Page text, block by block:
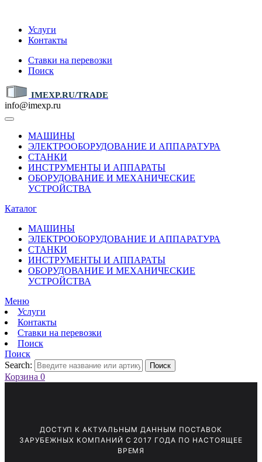
Услуги
Контакты
Ставки на перевозки
Поиск
IMEXP.RU/TRADE
info@imexp.ru
МАШИНЫ
ЭЛЕКТРООБОРУДОВАНИЕ И АППАРАТУРА
СТАНКИ
ИНСТРУМЕНТЫ И АППАРАТЫ
ОБОРУДОВАНИЕ И МЕХАНИЧЕСКИЕ
УСТРОЙСТВА
Каталог
МАШИНЫ
ЭЛЕКТРООБОРУДОВАНИЕ И АППАРАТУРА
СТАНКИ
ИНСТРУМЕНТЫ И АППАРАТЫ
ОБОРУДОВАНИЕ И МЕХАНИЧЕСКИЕ
УСТРОЙСТВА
Меню
Услуги
Контакты
Ставки на перевозки
Поиск
Поиск
Search:
Поиск
Корзина 0
ДОСТУП К АКТУАЛЬНЫМ ДАННЫМ ПОСТАВОК
ЗАРУБЕЖНЫХ КОМПАНИЙ С 2017 ГОДА ПО НАСТОЯЩЕЕ
ВРЕМЯ